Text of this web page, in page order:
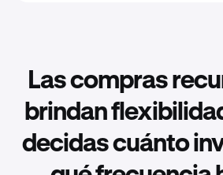
Las compras
brindan
decidas cuánto